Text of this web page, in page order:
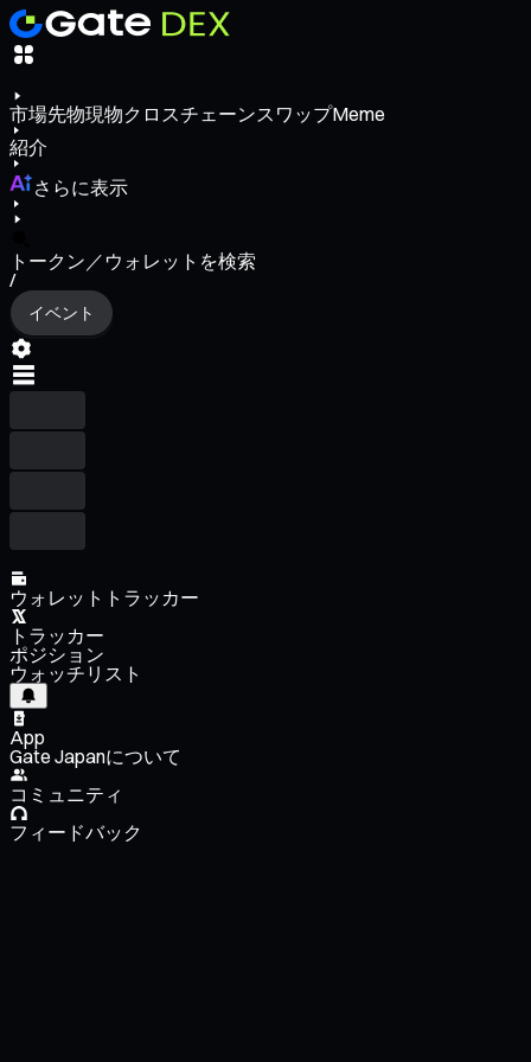
市場先物現物クロスチェーンスワップMeme
紹介
さらに表示
トークン／ウォレットを検索
/
イベント
ウォレットトラッカー
トラッカー
ポジション
ウォッチリスト
App
Gate Japanについて
コミュニティ
フィードバック